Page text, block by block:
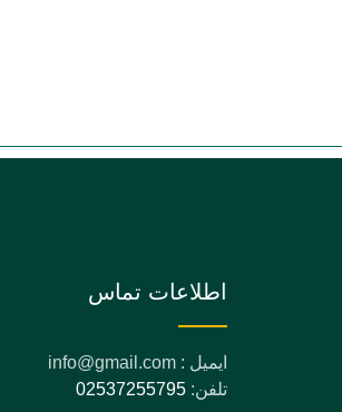
اطلاعات تماس
ایمیل : info@gmail.com
تلفن: 02537255795